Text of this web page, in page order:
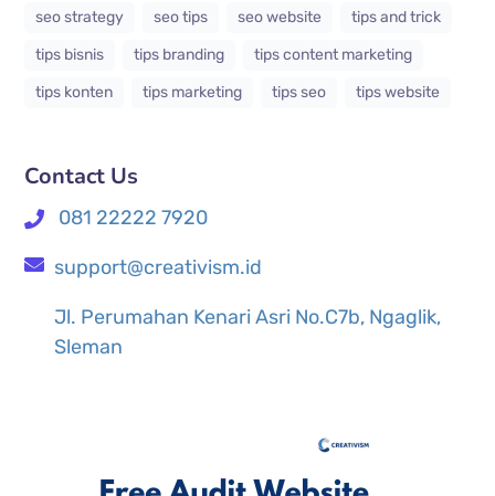
seo strategy
seo tips seo website
tips and trick
tips bisnis
tips branding
tips content marketing
tips konten
tips marketing tips seo tips website
Contact Us
081 22222 7920
support@creativism.id
Jl. Perumahan Kenari Asri No.C7b, Ngaglik,
Sleman